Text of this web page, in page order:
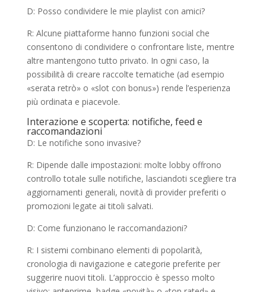
D: Posso condividere le mie playlist con amici?
R: Alcune piattaforme hanno funzioni social che
consentono di condividere o confrontare liste, mentre
altre mantengono tutto privato. In ogni caso, la
possibilità di creare raccolte tematiche (ad esempio
«serata retrò» o «slot con bonus») rende l’esperienza
più ordinata e piacevole.
Interazione e scoperta: notifiche, feed e
raccomandazioni
D: Le notifiche sono invasive?
R: Dipende dalle impostazioni: molte lobby offrono
controllo totale sulle notifiche, lasciandoti scegliere tra
aggiornamenti generali, novità di provider preferiti o
promozioni legate ai titoli salvati.
D: Come funzionano le raccomandazioni?
R: I sistemi combinano elementi di popolarità,
cronologia di navigazione e categorie preferite per
suggerire nuovi titoli. L’approccio è spesso molto